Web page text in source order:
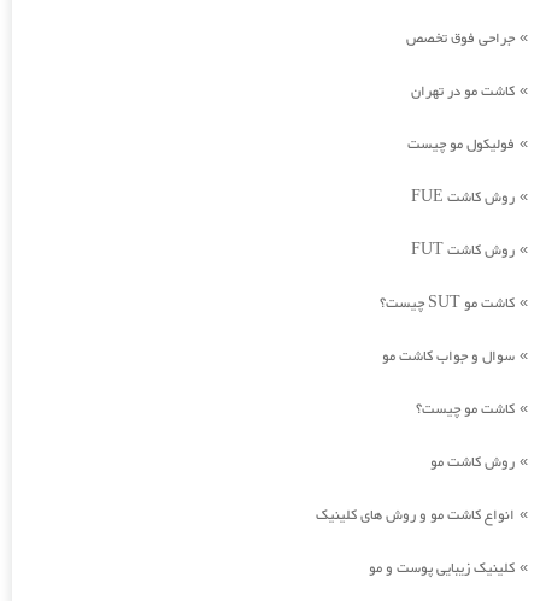
» جراحی فوق تخصص
» کاشت مو در تهران
» فولیکول مو چیست
» روش کاشت FUE
» روش کاشت FUT
» کاشت مو SUT چیست؟
» سوال و جواب کاشت مو
» کاشت مو چیست؟
» روش کاشت مو
» انواع کاشت مو و روش های کلینیک
» کلینیک زیبایی پوست و مو